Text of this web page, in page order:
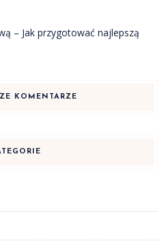
– Jak przygotować najlepszą
KOMENTARZE